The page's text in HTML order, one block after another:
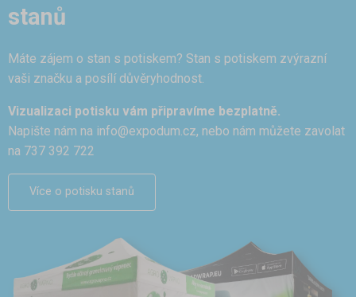
stanů
Máte zájem o stan s potiskem? Stan s potiskem zvýrazní
vaši značku a posílí důvěryhodnost.
Vizualizaci potisku vám připravíme bezplatně.
Napište nám na info@expodum.cz, nebo nám můžete zavolat
na 737 392 722
Více o potisku stanů